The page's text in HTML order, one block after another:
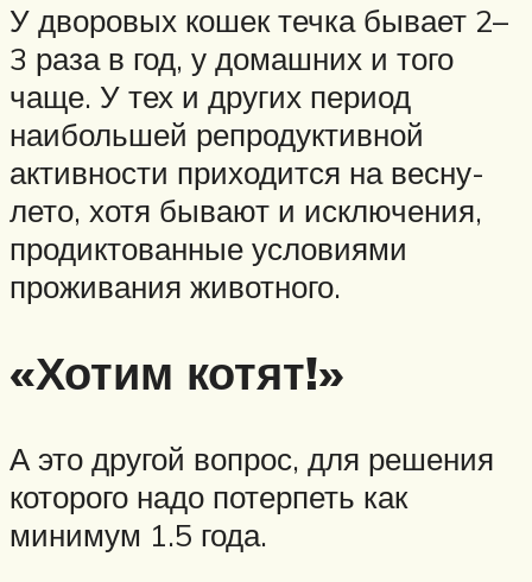
У дворовых кошек течка бывает 2–
3 раза в год, у домашних и того
чаще. У тех и других период
наибольшей репродуктивной
активности приходится на весну-
лето, хотя бывают и исключения,
продиктованные условиями
проживания животного.
«Хотим котят!»
А это другой вопрос, для решения
которого надо потерпеть как
минимум 1.5 года.